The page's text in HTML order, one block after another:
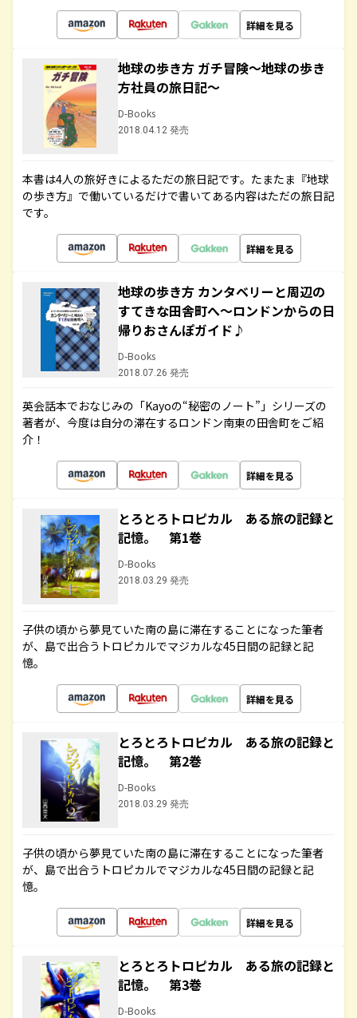
詳細を見る
地球の歩き方 ガチ冒険～地球の歩き
方社員の旅日記～
D-Books
2018.04.12 発売
本書は4人の旅好きによるただの旅日記です。たまたま『地球
の歩き方』で働いているだけで書いてある内容はただの旅日記
です。
詳細を見る
地球の歩き方 カンタベリーと周辺の
すてきな田舎町へ～ロンドンからの日
帰りおさんぽガイド♪
D-Books
2018.07.26 発売
英会話本でおなじみの「Kayoの“秘密のノート”」シリーズの
著者が、今度は自分の滞在するロンドン南東の田舎町をご紹
介！
詳細を見る
とろとろトロピカル ある旅の記録と
記憶。 第1巻
D-Books
2018.03.29 発売
子供の頃から夢見ていた南の島に滞在することになった筆者
が、島で出合うトロピカルでマジカルな45日間の記録と記
憶。
詳細を見る
とろとろトロピカル ある旅の記録と
記憶。 第2巻
D-Books
2018.03.29 発売
子供の頃から夢見ていた南の島に滞在することになった筆者
が、島で出合うトロピカルでマジカルな45日間の記録と記
憶。
詳細を見る
とろとろトロピカル ある旅の記録と
記憶。 第3巻
D-Books